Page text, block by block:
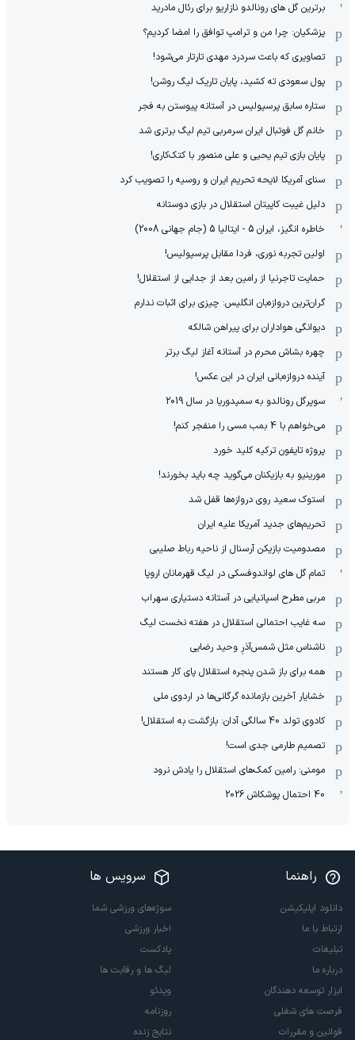
برترین گل های رونالدو نازاریو برای رئال مادرید
پزشکیان: چرا من و ترامپ توافق را امضا کردیم؟
تصاویری که باعث سردرد مهدی تارتار می‌شود!
پول سعودی ته کشید، پایان تاریک لیگ روشن!
ستاره سابق پرسپولیس در آستانه پیوستن به فجر
خانم گل فوتبال ایران سرمربی تیم لیگ برتری شد
پایان بازی تیم یحیی و علی منصور با کتک‌کاری!
سنای آمریکا لایحه تحریم ایران و روسیه را تصویب کرد
دلیل غیبت کاپیتان استقلال در بازی دوستانه
خاطره انگیز، ایران 5 - ایتالیا 5 (جام جهانی 2008)
اولین تجربه نوری، فردا مقابل پرسپولیس!
حمایت تاجرنیا از رامین بعد از جدایی از استقلال!
گران‌ترین دروازه‌بان انگلیس: چیزی برای اثبات ندارم
دیوانگی هواداران برای پیراهن شالکه
چهره بشاش محرم در آستانه آغاز لیگ برتر
آینده دروازه‌بانی ایران در این عکس!
سوپرگل رونالدو به سمپدوریا در سال 2019
می‌خواهم با 4 بمب مسی را منفجر کنم!
پروژه تایفون ترکیه کلید خورد
مورینیو به بازیکنان می‌گوید چه باید بخورند!
استوک سعید روی دروازه‌ها قفل شد
تحریم‌های جدید آمریکا علیه ایران
مصدومیت بازیکن آرسنال از ناحیه رباط صلیبی
تمام گل های لواندوفسکی در لیگ قهرمانان اروپا
مربی مطرح اسپانیایی در آستانه دستیاری سهراب
سه غایب احتمالی استقلال در هفته نخست لیگ
ناشناس مثل شمس‌آذرِ وحید رضایی
همه برای باز شدن پنجره استقلال پای کار هستند
خشایار آخرین بازمانده گرگانی‌ها در اردوی ملی
کادوی تولد 40 سالگی آدان: بازگشت به استقلال!
تصمیم طارمی جدی است!
مومنی: رامین کمک‌های استقلال را یادش نرود
40 احتمال پوشکاش 2026
راهنما
دانلود اپلیکیشن
ارتباط با ما
تبلیغات
درباره ما
ابزار توسعه دهندگان
فرصت های شغلی
قوانین و مقررات
سرویس ها
سوژه‌های ورزشی شما
اخبار ورزشی
پادکست
لیگ ها و رقابت ها
ویدئو
روزنامه
نتایج زنده